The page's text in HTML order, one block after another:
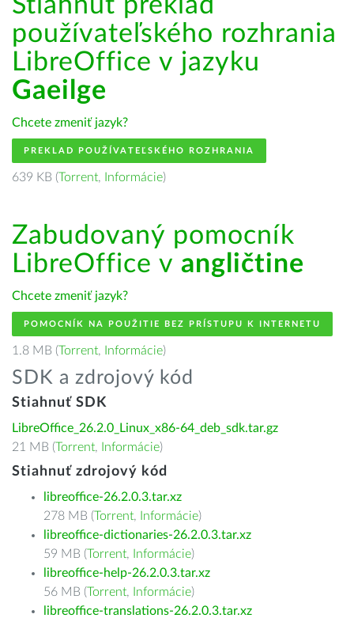
Stiahnuť preklad
používateľského rozhrania
LibreOffice v jazyku
Gaeilge
Chcete zmeniť jazyk?
PREKLAD POUŽÍVATEĽSKÉHO ROZHRANIA
639 KB (Torrent, Informácie)
Zabudovaný pomocník
LibreOffice v angličtine
Chcete zmeniť jazyk?
POMOCNÍK NA POUŽITIE BEZ PRÍSTUPU K INTERNETU
1.8 MB (Torrent, Informácie)
SDK a zdrojový kód
Stiahnuť SDK
LibreOffice_26.2.0_Linux_x86-64_deb_sdk.tar.gz
21 MB (Torrent, Informácie)
Stiahnuť zdrojový kód
libreoffice-26.2.0.3.tar.xz
278 MB (Torrent, Informácie)
libreoffice-dictionaries-26.2.0.3.tar.xz
59 MB (Torrent, Informácie)
libreoffice-help-26.2.0.3.tar.xz
56 MB (Torrent, Informácie)
libreoffice-translations-26.2.0.3.tar.xz